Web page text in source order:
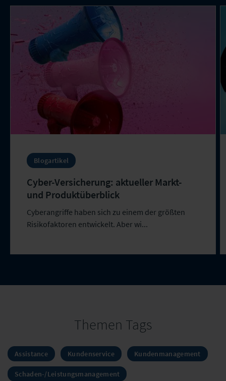
Blogartikel
Cyber-Versicherung: aktueller Markt-
und Produktüberblick
Cyberangriffe haben sich zu einem der größten
Risikofaktoren entwickelt. Aber wi...
Themen Tags
Assistance Kundenservice Kundenmanagement
Schaden-/Leistungsmanagement